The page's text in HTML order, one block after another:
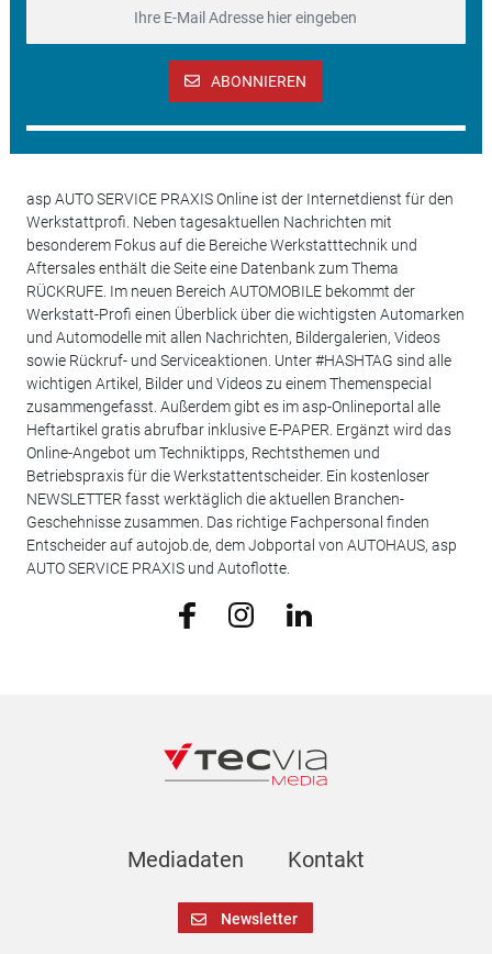
ABONNIEREN
asp AUTO SERVICE PRAXIS Online ist der Internetdienst für den
Werkstattprofi. Neben tagesaktuellen Nachrichten mit
besonderem Fokus auf die Bereiche Werkstatttechnik und
Aftersales enthält die Seite eine Datenbank zum Thema
RÜCKRUFE. Im neuen Bereich AUTOMOBILE bekommt der
Werkstatt-Profi einen Überblick über die wichtigsten Automarken
und Automodelle mit allen Nachrichten, Bildergalerien, Videos
sowie Rückruf- und Serviceaktionen. Unter #HASHTAG sind alle
wichtigen Artikel, Bilder und Videos zu einem Themenspecial
zusammengefasst. Außerdem gibt es im asp-Onlineportal alle
Heftartikel gratis abrufbar inklusive E-PAPER. Ergänzt wird das
Online-Angebot um Techniktipps, Rechtsthemen und
Betriebspraxis für die Werkstattentscheider. Ein kostenloser
NEWSLETTER fasst werktäglich die aktuellen Branchen-
Geschehnisse zusammen. Das richtige Fachpersonal finden
Entscheider auf autojob.de, dem Jobportal von AUTOHAUS, asp
AUTO SERVICE PRAXIS und Autoflotte.
Mediadaten Kontakt
Newsletter